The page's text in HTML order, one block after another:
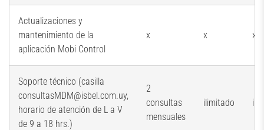
Actualizaciones y
mantenimiento de la
aplicación Mobi Control
x x x
Soporte técnico (casilla
consultasMDM@isbel.com.uy,
horario de atención de L a V
de 9 a 18 hrs.)
2
consultas
mensuales
ilimitado